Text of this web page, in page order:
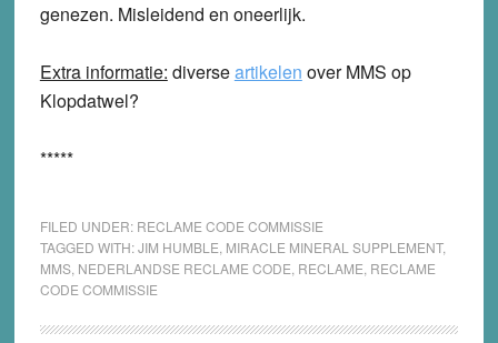
genezen. Misleidend en oneerlijk.
Extra informatie: diverseartikelen over MMS op
Klopdatwel?
*****
FILED UNDER: RECLAME CODE COMMISSIE
TAGGED WITH:JIM HUMBLE, MIRACLE MINERAL SUPPLEMENT,
MMS, NEDERLANDSE RECLAME CODE, RECLAME, RECLAME
CODE COMMISSIE